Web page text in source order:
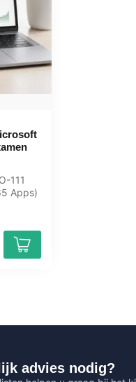
111
Apps)
advies nodig?